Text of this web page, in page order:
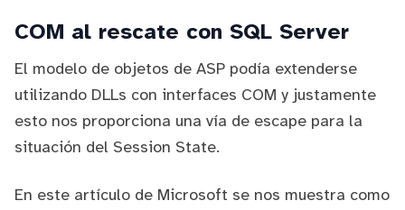
COM al rescate con SQL Server
El modelo de objetos de ASP podía extenderse
utilizando DLLs con interfaces COM y justamente
esto nos proporciona una vía de escape para la
situación del Session State.
En este artículo de Microsoft se nos muestra como